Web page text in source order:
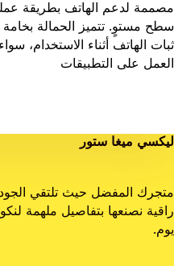
مصممة لدعم الهاتف بطريقة
سطح مستوٍ. تتميز الحمالة
ثبات الهاتف أثناء الاستخدام،
العمل على التطبيقات
ليكسي ميغا ستور
متجرك المفضل حيث تلتقي
راقية نصنعها بتفاصيل ملهمة
يوم.